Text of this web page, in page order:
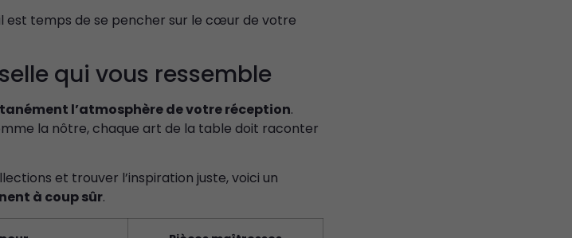
est temps de se pencher sur le cœur de votre
qui vous ressemble
l’atmosphère de votre réception.
la nôtre, chaque art de la table doit raconter
et trouver l’inspiration juste, voici un
à coup sûr.